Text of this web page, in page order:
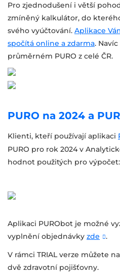
Pro zjednodušení i větší
zmíněný kalkulátor, do
svého vyúčtování. Aplikace
spočítá online a zdarma.
průměrném PURO z celé ČR.
PURO na 2024 a
Klienti, kteří používají aplikaci
PURO pro rok 2024 v
hodnot použitých pro výpočet:
Aplikaci PURObot je možné
vyplnění objednávky zde
.
V rámci TRIAL verze můžete
dvě zdravotní pojišťovny.